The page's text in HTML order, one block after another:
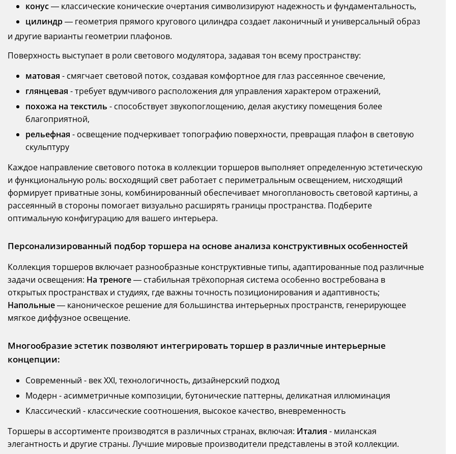
конус— классические конические очертания символизируют надежность и фундаментальность,
цилиндр— геометрия прямого кругового цилиндра создает лаконичный и универсальный образ
и другие варианты геометрии плафонов.
Поверхность выступает в роли светового модулятора, задавая тон всему пространству:
матовая - смягчает световой поток, создавая комфортное для глаз рассеянное свечение,
глянцевая - требует вдумчивого расположения для управления характером отражений,
похожа на текстиль - способствует звукопоглощению, делая акустику помещения более
благоприятной,
рельефная - освещение подчеркивает топографию поверхности, превращая плафон в световую
скульптуру
Каждое направление светового потока в коллекции торшеров выполняет определенную эстетическую
и функциональную роль: восходящий свет работает с периметральным освещением, нисходящий
формирует приватные зоны, комбинированный обеспечивает многоплановость световой картины, а
рассеянный в стороны помогает визуально расширять границы пространства. Подберите
оптимальную конфигурацию для вашего интерьера.
Персонализированный подбор торшера на основе анализа конструктивных особенностей
Коллекция торшеров включает разнообразные конструктивные типы, адаптированные под различные
задачи освещения: На треноге— стабильная трёхопорная система особенно востребована в
открытых пространствах и студиях, где важны точность позиционирования и адаптивность;
Напольные— каноническое решение для большинства интерьерных пространств, генерирующее
мягкое диффузное освещение.
Многообразие эстетик позволяют интегрировать торшер в различные интерьерные
концепции:
Современный - век XXI, технологичность, дизайнерский подход
Модерн - асимметричные композиции, бутонические паттерны, деликатная иллюминация
Классический - классические соотношения, высокое качество, вневременность
Торшеры в ассортименте производятся в различных странах, включая: Италия - миланская
элегантность и другие страны. Лучшие мировые производители представлены в этой коллекции.